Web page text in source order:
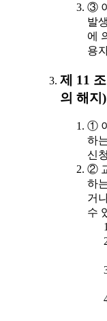
③
발
에
용
제 11
의 해지)
①
하
신
②
하
거
수